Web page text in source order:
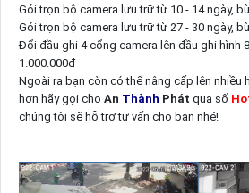
Gói trọn bộ camera lưu trữ từ 10 - 14 ngày,
Gói trọn bộ camera lưu trữ từ 27 - 30 ngày,
Đổi đầu ghi 4 cổng camera lên đầu ghi hình
1.000.000đ
Ngoài ra bạn còn có thể nâng cấp lên nhiều
hơn hãy gọi cho An Thành Phát qua số
chúng tôi sẽ hỗ trợ tư vấn cho bạn nhé!